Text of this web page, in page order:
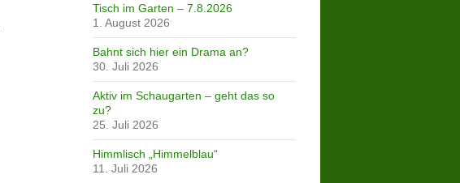
Tisch im Garten – 7.8.2026
1. August 2026
Bahnt sich hier ein Drama an?
30. Juli 2026
Aktiv im Schaugarten – geht das so
zu?
25. Juli 2026
Himmlisch „Himmelblau“
11. Juli 2026